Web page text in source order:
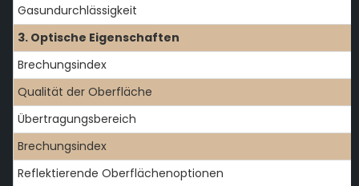
Gasundurchlässigkeit
3. Optische Eigenschaften
Brechungsindex
Qualität der Oberfläche
Übertragungsbereich
Brechungsindex
Reflektierende Oberflächenoptionen